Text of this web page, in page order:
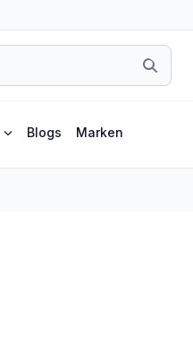
Blogs Marken